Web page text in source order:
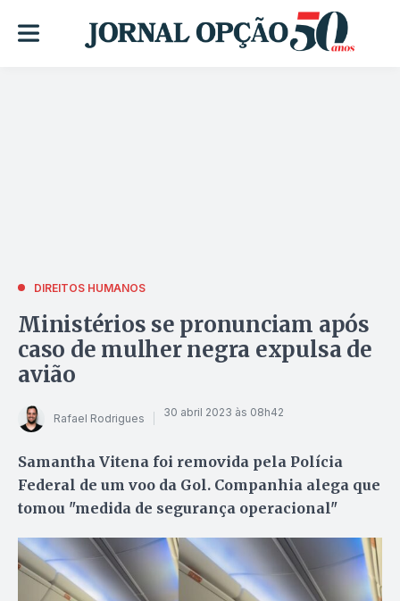
DIREITOS HUMANOS
Ministérios se pronunciam após
caso de mulher negra expulsa de
avião
Rafael Rodrigues 30 abril 2023 às 08h42
Samantha Vitena foi removida pela Polícia
Federal de um voo da Gol. Companhia alega que
tomou "medida de segurança operacional"